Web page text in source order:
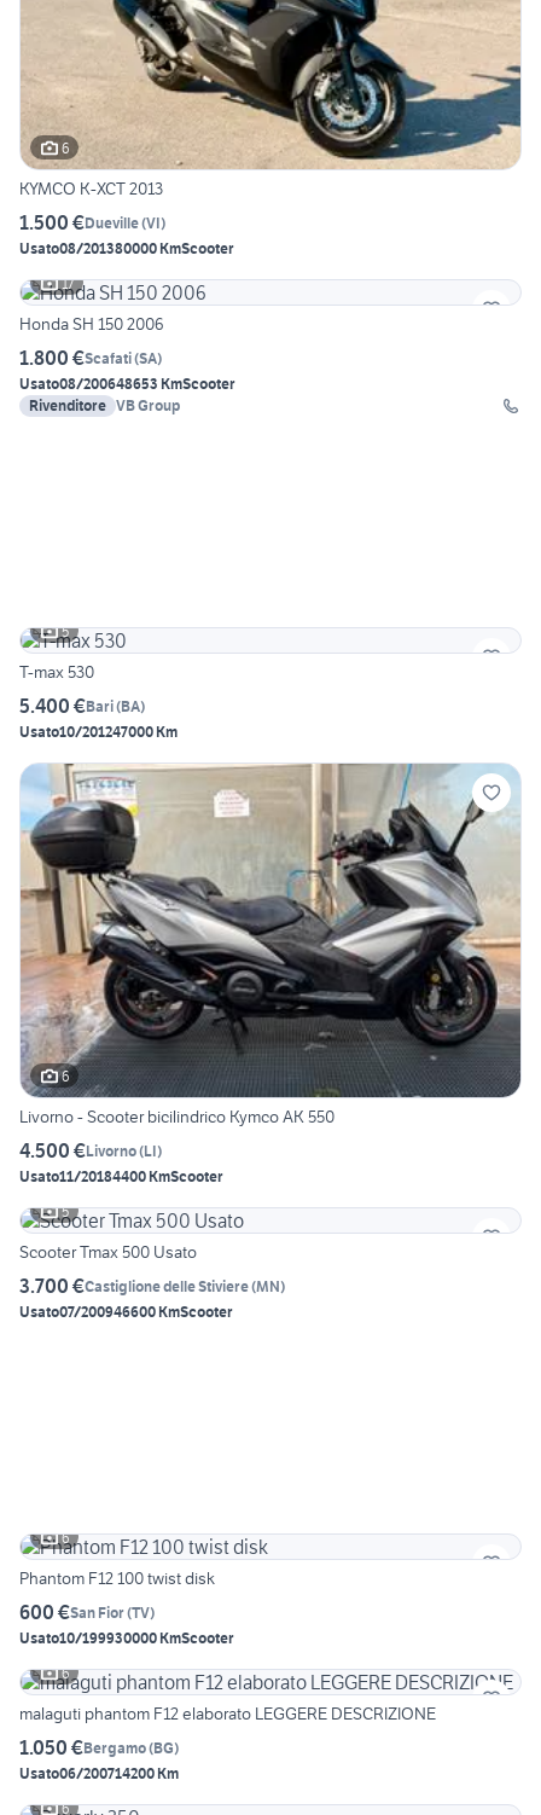
6
KYMCO K-XCT 2013
1.500 €Dueville(VI)
Usato08/201380000 KmScooter
17
Honda SH 150 2006
1.800 €Scafati(SA)
Usato08/200648653 KmScooter
Rivenditore VB Group
5
T-max 530
5.400 €Bari(BA)
Usato10/201247000 Km
6
Livorno - Scooter bicilindrico Kymco AK 550
4.500 €Livorno(LI)
Usato11/20184400 KmScooter
5
Scooter Tmax 500 Usato
3.700 €Castiglione delle Stiviere(MN)
Usato07/200946600 KmScooter
6
Phantom F12 100 twist disk
600 €San Fior(TV)
Usato10/199930000 KmScooter
6
malaguti phantom F12 elaborato LEGGERE DESCRIZIONE
1.050 €Bergamo(BG)
Usato06/200714200 Km
6